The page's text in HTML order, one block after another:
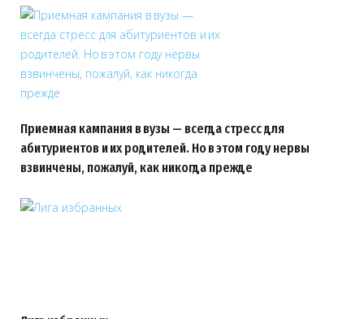
Приемная кампания в вузы — всегда стресс для
абитуриентов и их родителей. Но в этом году нервы
взвинчены, пожалуй, как никогда прежде